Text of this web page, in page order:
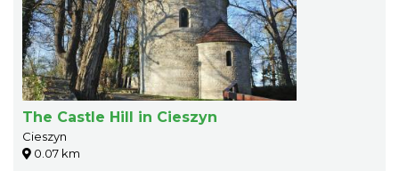
The Castle Hill in Cieszyn
Cieszyn
0.07 km